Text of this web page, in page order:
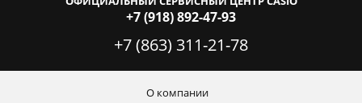
+7 (918) 892-47-93
+7 (863) 311-21-78
О компании